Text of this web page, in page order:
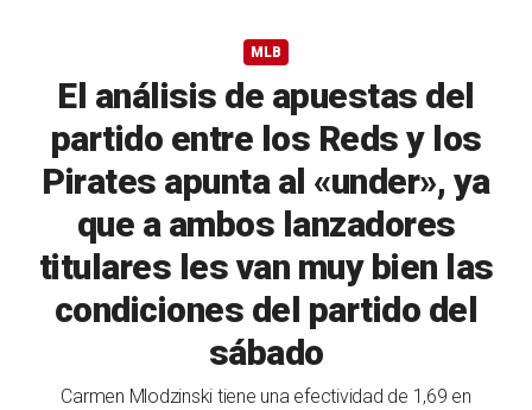
MLB
El análisis de apuestas del
partido entre los Reds y los
Pirates apunta al «under», ya
que a ambos lanzadores
titulares les van muy bien las
condiciones del partido del
sábado
Carmen Mlodzinski tiene una efectividad de 1,69 en